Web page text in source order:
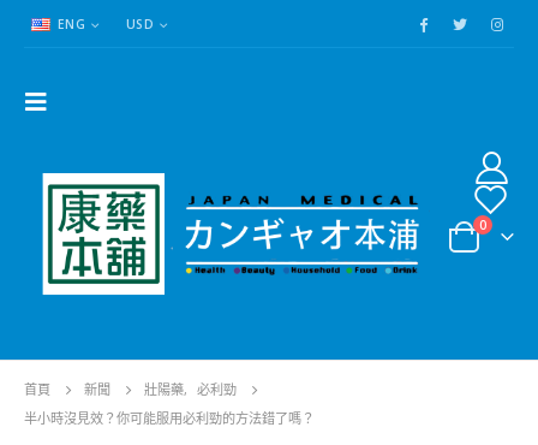
ENG USD
0
首頁 新聞 壯陽藥, 必利勁
半小時沒見效？你可能服用必利勁的方法錯了嗎？